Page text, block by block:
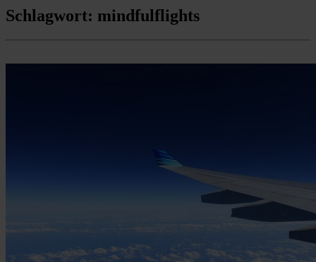
Schlagwort: mindfulflights